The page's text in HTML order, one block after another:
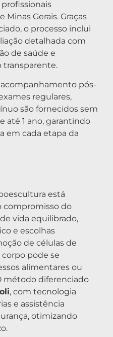
Gerais. Graças
o processo inclui
detalhada com
de saúde e
transparente.
pós-
regulares,
são fornecidos sem
até 1 ano, garantindo
em cada etapa da
está
compromisso do
vida equilibrado,
e escolhas
de células de
pode se
alimentares ou
método diferenciado
, com tecnologia
e assistência
otimizando